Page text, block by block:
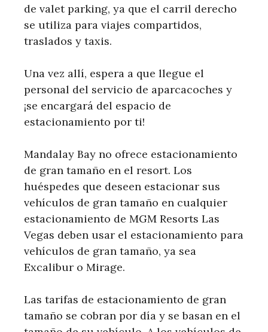
de valet parking, ya que el carril derecho
se utiliza para viajes compartidos,
traslados y taxis.
Una vez allí, espera a que llegue el
personal del servicio de aparcacoches y
¡se encargará del espacio de
estacionamiento por ti!
Mandalay Bay no ofrece estacionamiento
de gran tamaño en el resort. Los
huéspedes que deseen estacionar sus
vehículos de gran tamaño en cualquier
estacionamiento de MGM Resorts Las
Vegas deben usar el estacionamiento para
vehículos de gran tamaño, ya sea
Excalibur o Mirage.
Las tarifas de estacionamiento de gran
tamaño se cobran por día y se basan en el